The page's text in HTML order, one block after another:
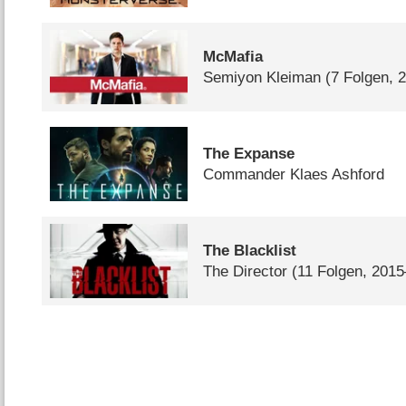
McMafia
Semiyon Kleiman (7 Folgen,
The Expanse
Commander Klaes Ashford
The Blacklist
The Director (11 Folgen,